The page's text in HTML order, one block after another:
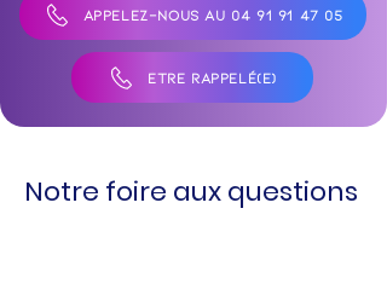
APPELEZ-NOUS AU 04 91 91 47 05
ÊTRE RAPPELÉ(E)
Notre foire aux questions